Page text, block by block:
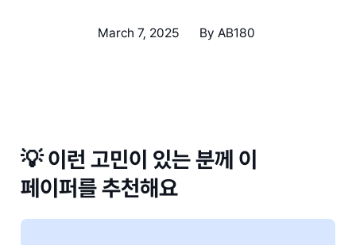
March 7, 2025 By AB180
💡 이런 고민이 있는 분께 이
페이퍼를 추천해요